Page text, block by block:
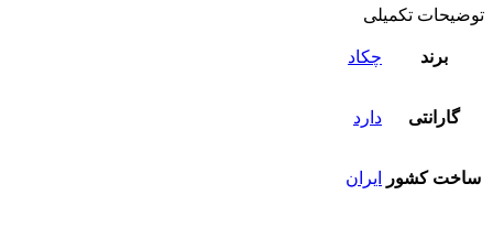
توضیحات تکمیلی
برند چکاد
گارانتی دارد
ساخت کشور ایران